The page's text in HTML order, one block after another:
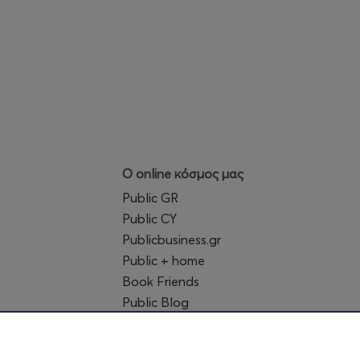
Ο online κόσμος μας
Public GR
Public CY
Publicbusiness.gr
Public + home
Book Friends
Public Blog